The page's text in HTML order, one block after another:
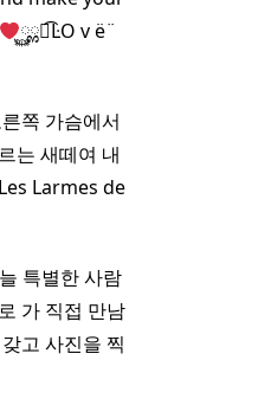
࿆ྎᭂ͡ĿО v ё¨ ​
쪽 가슴에서
는 새떼여 내
Larmes de
특별한 사람
가 직접 만남
고 사진을 찍